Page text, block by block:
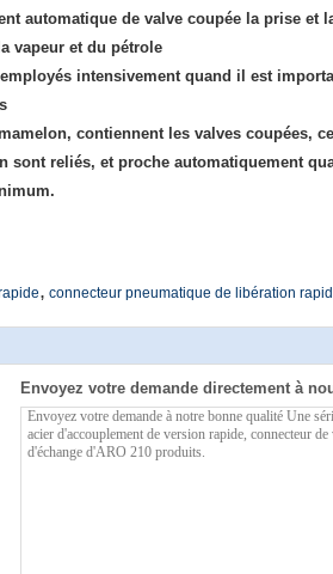
automatique de valve coupée la prise et
vapeur et du pétrole
intensivement quand il est
contiennent les valves coupées,
sont reliés, et proche automatiquement
, connecteur pneumatique de libération
Envoyez votre demande directement à